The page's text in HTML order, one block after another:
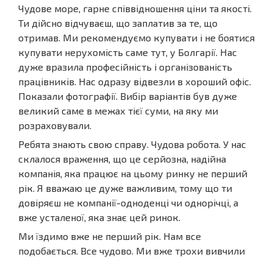
Чудове море, гарне співвідношення ціни та якості.
Ти дійсно відчуваєш, що заплатив за те, що
отримав. Ми рекомендуємо купувати і не боятися
купувати нерухомість саме тут, у Болгарії. Нас
дуже вразила професійність і організованість
працівників. Нас одразу відвезли в хороший офіс.
Показали фотографії. Вибір варіантів був дуже
великий саме в межах тієї суми, на яку ми
розраховували.
Ребята знають свою справу. Чудова робота. У нас
склалося враження, що це серйозна, надійна
компанія, яка працює на цьому ринку не перший
рік. Я вважаю це дуже важливим, тому що ти
довіряєш не компанії-одноденці чи однорічці, а
вже усталеної, яка знає цей ринок.
Ми їздимо вже не перший рік. Нам все
подобається. Все чудово. Ми вже трохи вивчили